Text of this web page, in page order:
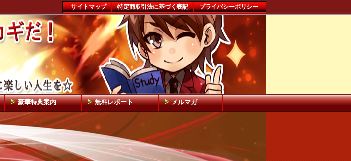
サイトマップ 特定商取引法に基づく表記 プライバシーポリシー
豪華特典案内 無料レポート メルマガ